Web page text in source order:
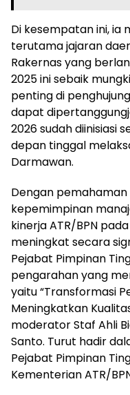
Di kesempatan ini, ia
terutama jajaran
Rakernas yang
2025 ini sebaik
penting di
dapat
2026 sudah diinisiasi
depan tinggal
Darmawan.
Dengan
kepemimpinan
kinerja ATR/BPN
meningkat secara
Pejabat Pimpinan
pengarahan yang
yaitu “Transformasi
Meningkatkan
moderator Staf Ahli
Santo. Turut hadir
Pejabat Pimpinan
Kementerian ATR/